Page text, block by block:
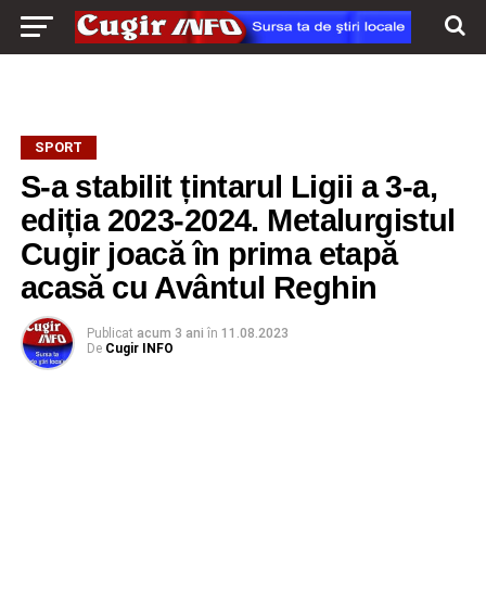
SPORT
S-a stabilit țintarul Ligii a 3-a,
ediția 2023-2024. Metalurgistul
Cugir joacă în prima etapă
acasă cu Avântul Reghin
Publicat acum 3 ani în 11.08.2023
De Cugir INFO